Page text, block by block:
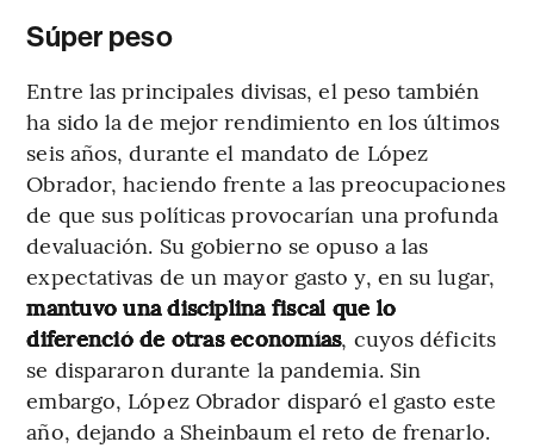
Súper peso
Entre las principales divisas, el peso también
ha sido la de mejor rendimiento en los últimos
seis años, durante el mandato de López
Obrador, haciendo frente a las preocupaciones
de que sus políticas provocarían una profunda
devaluación. Su gobierno se opuso a las
expectativas de un mayor gasto y, en su lugar,
mantuvo una disciplina fiscal que lo
diferenció de otras economías, cuyos déficits
se dispararon durante la pandemia. Sin
embargo, López Obrador disparó el gasto este
año, dejando a Sheinbaum el reto de frenarlo.